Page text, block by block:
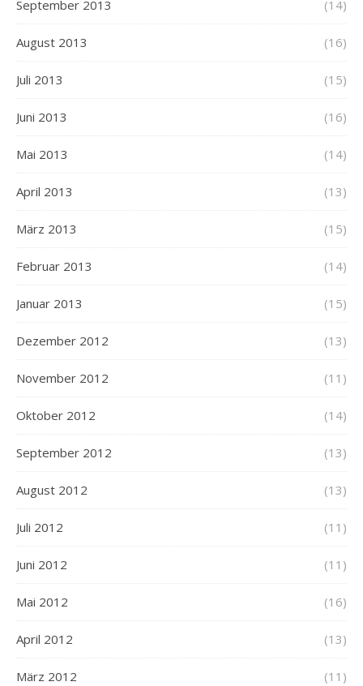
September 2013 (14)
August 2013 (16)
Juli 2013 (15)
Juni 2013 (16)
Mai 2013 (14)
April 2013 (13)
März 2013 (15)
Februar 2013 (14)
Januar 2013 (15)
Dezember 2012 (13)
November 2012 (11)
Oktober 2012 (14)
September 2012 (13)
August 2012 (13)
Juli 2012 (11)
Juni 2012 (11)
Mai 2012 (16)
April 2012 (13)
März 2012 (11)